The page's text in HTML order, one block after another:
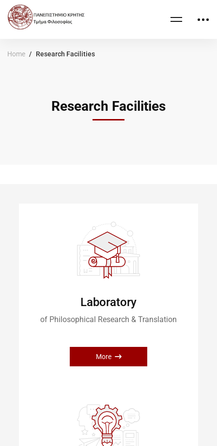
Home Research Facilities
Research Facilities
Laboratory
of Philosophical Research & Translation
More